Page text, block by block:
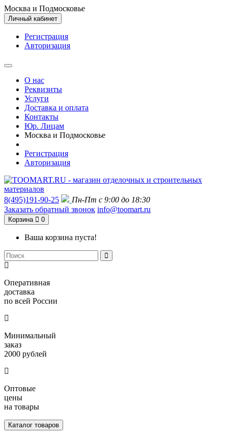
Москва и Подмосковье
Личный кабинет
Регистрация
Авторизация
О нас
Реквизиты
Услуги
Доставка и оплата
Контакты
Юр. Лицам
Москва и Подмосковье
Регистрация
Авторизация
8(495)191-90-25
Пн-Пт с 9:00 до 18:30
Заказать обратный звонок info@toomart.ru
Корзина 0
Ваша корзина пуста!
Оперативная
доставка
по всей России
Минимальный
заказ
2000 рублей
Оптовые
цены
на товары
Каталог товаров